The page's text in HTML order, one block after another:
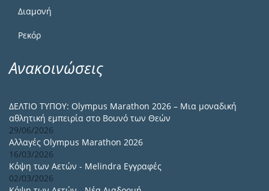
Διαμονή
Ρεκόρ
Ανακοινώσεις
ΔΕΛΤΙΟ ΤΥΠΟΥ: Olympus Marathon 2026 – Μια μοναδική
αθλητική εμπειρία στο Βουνό των Θεών
29/06/2026
Αλλαγές Olympus Marathon 2026
16/03/2026
Κόψη των Αετών - Melindra Εγγραφές
02/03/2026